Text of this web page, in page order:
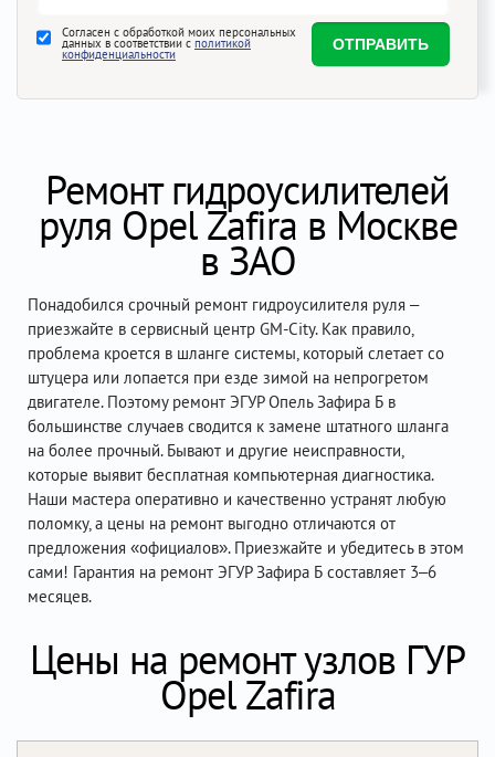
Согласен с обработкой моих персональных
данных в соответствии с политикой
конфиденциальности
Ремонт гидроусилителей
руля Opel Zafira в Москве
в ЗАО
Понадобился срочный ремонт гидроусилителя руля –
приезжайте в сервисный центр GM-City. Как правило,
проблема кроется в шланге системы, который слетает со
штуцера или лопается при езде зимой на непрогретом
двигателе. Поэтому ремонт ЭГУР Опель Зафира Б в
большинстве случаев сводится к замене штатного шланга
на более прочный. Бывают и другие неисправности,
которые выявит бесплатная компьютерная диагностика.
Наши мастера оперативно и качественно устранят любую
поломку, а цены на ремонт выгодно отличаются от
предложения «официалов». Приезжайте и убедитесь в этом
сами! Гарантия на ремонт ЭГУР Зафира Б составляет 3–6
месяцев.
Цены на ремонт узлов ГУР
Opel Zafira